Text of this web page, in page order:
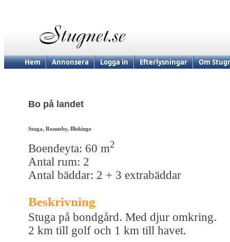
Hem Annonsera Logga in Efterlysningar Om
Bo på landet
Stuga, Ronneby, Blekinge
Boendeyta: 60 m2
Antal rum: 2
Antal bäddar: 2 + 3 extrabäddar
Beskrivning
Stuga på bondgård. Med djur omkring.
2 km till golf och 1 km till havet.